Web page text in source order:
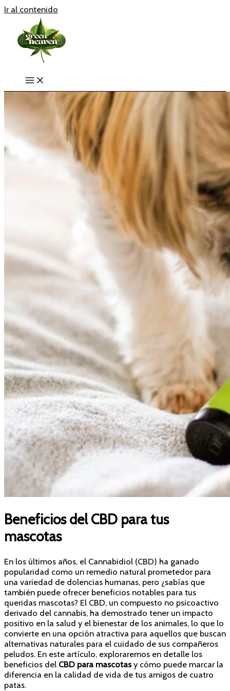
Ir al contenido
Beneficios del CBD para tus
mascotas
En los últimos años, el Cannabidiol (CBD) ha ganado
popularidad como un remedio natural prometedor para
una variedad de dolencias humanas, pero ¿sabías que
también puede ofrecer beneficios notables para tus
queridas mascotas? El CBD, un compuesto no psicoactivo
derivado del cannabis, ha demostrado tener un impacto
positivo en la salud y el bienestar de los animales, lo que lo
convierte en una opción atractiva para aquellos que buscan
alternativas naturales para el cuidado de sus compañeros
peludos. En este artículo, exploraremos en detalle los
beneficios del CBD para mascotasy cómo puede marcar la
diferencia en la calidad de vida de tus amigos de cuatro
patas.